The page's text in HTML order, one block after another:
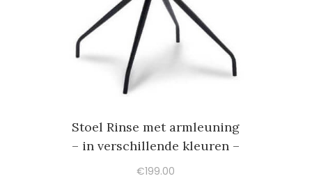
Stoel Rinse met armleuning
– in verschillende kleuren –
€199.00